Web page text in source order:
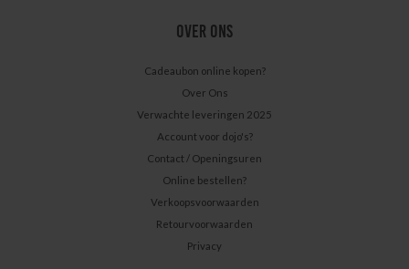
OVER ONS
Cadeaubon online kopen?
Over Ons
Verwachte leveringen 2025
Account voor dojo's?
Contact / Openingsuren
Online bestellen?
Verkoopsvoorwaarden
Retourvoorwaarden
Privacy